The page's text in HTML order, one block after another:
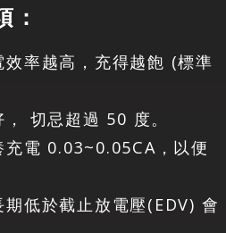
：
率越高，充得越飽 (標準
切忌超過 50 度。
電 0.03~0.05CA，以便
低於截止放電壓(EDV) 會